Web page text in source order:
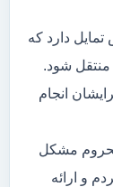
دارد که
منتقل شود.
انجام
محروم مشکل
و ارائه